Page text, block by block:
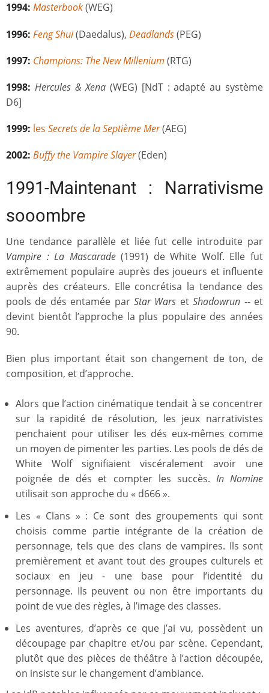
1994: Masterbook(WEG)
1996: Feng Shui(Daedalus), Deadlands(PEG)
1997: Champions: The New Millenium (RTG)
1998: Hercules & Xena (WEG) [NdT : adapté au système
D6]
1999: les Secrets de la Septième Mer(AEG)
2002: Buffy the Vampire Slayer(Eden)
1991-Maintenant : Narrativisme
sooombre
Une tendance parallèle et liée fut celle introduite par
Vampire : La Mascarade(1991) de White Wolf. Elle fut
extrêmement populaire auprès des joueurs et influente
auprès des créateurs. Elle concrétisa la tendance des
pools de dés entamée par Star Wars etShadowrun -- et
devint bientôt l’approche la plus populaire des années
90.
Bien plus important était son changement de ton, de
composition, et d’approche.
Alors que l’action cinématique tendait à se concentrer
sur la rapidité de résolution, les jeux narrativistes
penchaient pour utiliser les dés eux-mêmes comme
un moyen de pimenter les parties. Les pools de dés de
White Wolf signifiaient viscéralement avoir une
poignée de dés et compter les succès. In Nomine
utilisait son approche du « d666 ».
Les « Clans » : Ce sont des groupements qui sont
choisis comme partie intégrante de la création de
personnage, tels que des clans de vampires. Ils sont
premièrement et avant tout des groupes culturels et
sociaux en jeu - une base pour l’identité du
personnage. Ils peuvent ou non être importants du
point de vue des règles, à l’image des classes.
Les aventures, d’après ce que j’ai vu, possèdent un
découpage par chapitre et/ou par scène. Cependant,
plutôt que des pièces de théâtre à l’action découpée,
on insiste sur le changement d’ambiance.